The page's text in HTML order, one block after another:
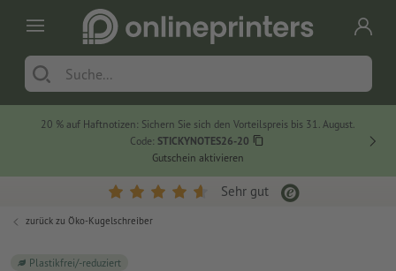
20 % auf Haftnotizen: Sichern Sie sich den Vorteilspreis bis 31. August.
Code: STICKYNOTES26-20
Gutschein aktivieren
Sehr gut
zurück zu Öko-Kugelschreiber
Plastikfrei/-reduziert